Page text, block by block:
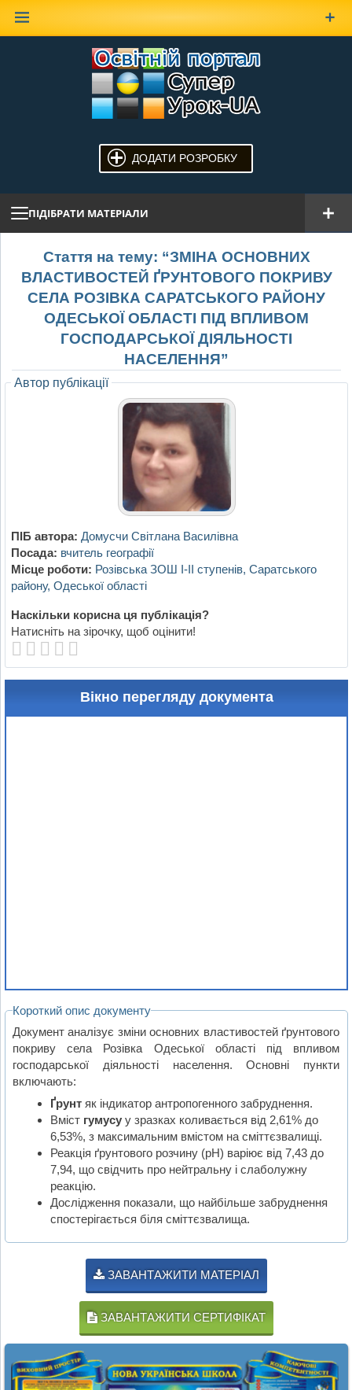
ДОДАТИ РОЗРОБКУ
ПІДІБРАТИ МАТЕРІАЛИ
Стаття на тему: “ЗМІНА ОСНОВНИХ
ВЛАСТИВОСТЕЙ ҐРУНТОВОГО ПОКРИВУ
СЕЛА РОЗІВКА САРАТСЬКОГО РАЙОНУ
ОДЕСЬКОЇ ОБЛАСТІ ПІД ВПЛИВОМ
ГОСПОДАРСЬКОЇ ДІЯЛЬНОСТІ
НАСЕЛЕННЯ”
Автор публікації
ПІБ автора: Домусчи Світлана Василівна
Посада: вчитель географії
Місце роботи: Розівська ЗОШ I-II ступенів, Саратського
району, Одеської області
Наскільки корисна ця публікація?
Натисніть на зірочку, щоб оцінити!
Вікно перегляду документа
Короткий опис документу
Документ аналізує зміни основних властивостей ґрунтового
покриву села Розівка Одеської області під впливом
господарської діяльності населення. Основні пункти
включають:
Ґрунтяк індикатор антропогенного забруднення.
Вміст гумусуу зразках коливається від 2,61% до
6,53%, з максимальним вмістом на сміттєзвалищі.
Реакція ґрунтового розчину (рН) варіює від 7,43 до
7,94, що свідчить про нейтральну і слаболужну
реакцію.
Дослідження показали, що найбільше забруднення
спостерігається біля сміттєзвалища.
ЗАВАНТАЖИТИ МАТЕРІАЛ
ЗАВАНТАЖИТИ СЕРТИФІКАТ